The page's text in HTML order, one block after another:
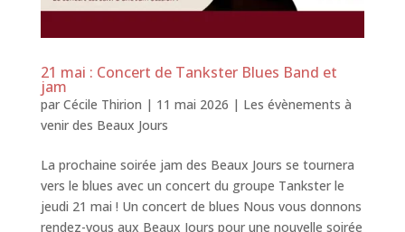
21 mai : Concert de Tankster Blues Band et
jam
par Cécile Thirion | 11 mai 2026 | Les évènements à
venir des Beaux Jours
La prochaine soirée jam des Beaux Jours se tournera
vers le blues avec un concert du groupe Tankster le
jeudi 21 mai ! Un concert de blues Nous vous donnons
rendez-vous aux Beaux Jours pour une nouvelle soirée